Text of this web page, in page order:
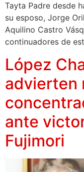
Tayta Padre desde
su esposo, Jorge
Aquilino Castro
continuadores de
López
advierten
ante
Fujimori